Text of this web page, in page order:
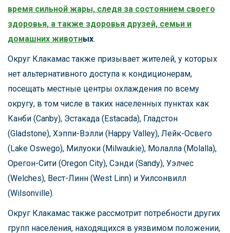
время сильной жары, следя за состоянием своего
здоровья, а также здоровья друзей, семьи и
домашних животных.
Округ Клакамас также призывает жителей, у которых
нет альтернативного доступа к кондиционерам,
посещать местные центры охлаждения по всему
округу, в том числе в таких населенных пунктах как
Канби (Canby), Эстакада (Estacada), Гладстон
(Gladstone), Хэппи-Вэлли (Happy Valley), Лейк-Освего
(Lake Oswego), Милуоки (Milwaukie), Молалла (Molalla),
Орегон-Сити (Oregon City), Сэнди (Sandy), Уэлчес
(Welches), Вест-Линн (West Linn) и Уилсонвилл
(Wilsonville).
Округ Клакамас также рассмотрит потребности других
групп населения, находящихся в уязвимом положении,